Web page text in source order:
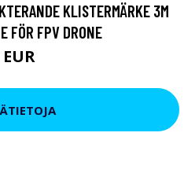
KLISTERMÄRKE 3M
FÖR FPV DRONE